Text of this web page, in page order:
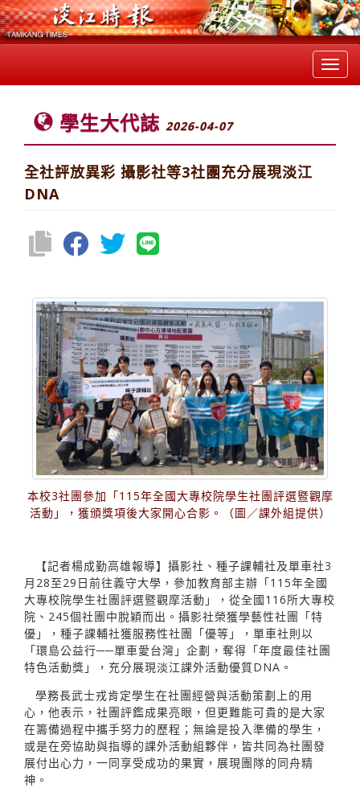
學生大代誌 2026-04-07
全社評放異彩 攝影社等3社團充分展現淡江
DNA
本校3社團參加「115年全國大專校院學生社團評選暨觀摩
活動」，獲頒獎項後大家開心合影。（圖／課外組提供）
【記者楊成勤高雄報導】攝影社、種子課輔社及單車社3
月28至29日前往義守大學，參加教育部主辦「115年全國
大專校院學生社團評選暨觀摩活動」，從全國116所大專校
院、245個社團中脫穎而出。攝影社榮獲學藝性社團「特
優」，種子課輔社獲服務性社團「優等」，單車社則以
「環島公益行──單車愛台灣」企劃，奪得「年度最佳社團
特色活動獎」，充分展現淡江課外活動優質DNA。
學務長武士戎肯定學生在社團經營與活動策劃上的用
心，他表示，社團評鑑成果亮眼，但更難能可貴的是大家
在籌備過程中攜手努力的歷程；無論是投入準備的學生，
或是在旁協助與指導的課外活動組夥伴，皆共同為社團發
展付出心力，一同享受成功的果實，展現團隊的同舟精
神。